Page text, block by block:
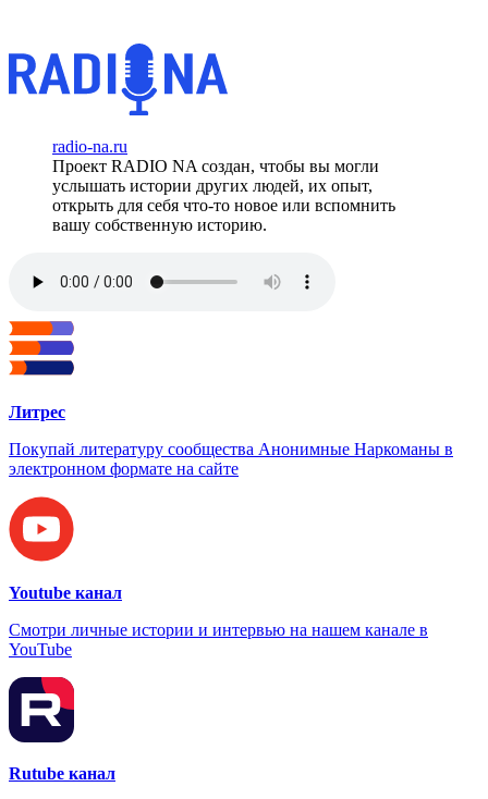
radio-na.ru
Проект RADIO NA создан, чтобы вы могли
услышать истории других людей, их опыт,
открыть для себя что-то новое или вспомнить
вашу собственную историю.
Литрес
Покупай литературу сообщества Анонимные Наркоманы в
электронном формате на сайте
Youtube канал
Смотри личные истории и интервью на нашем канале в
YouTube
Rutube канал